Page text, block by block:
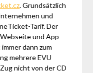
. Grundsätzlich
und
Tarif. Der
und App
dann zum
mehrere EVU
nicht von der CD